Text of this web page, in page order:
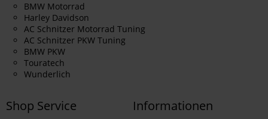
BMW Motorrad
Harley Davidson
AC Schnitzer Motorrad Tuning
AC Schnitzer PKW Tuning
BMW PKW
Touratech
Wunderlich
Shop Service Informationen